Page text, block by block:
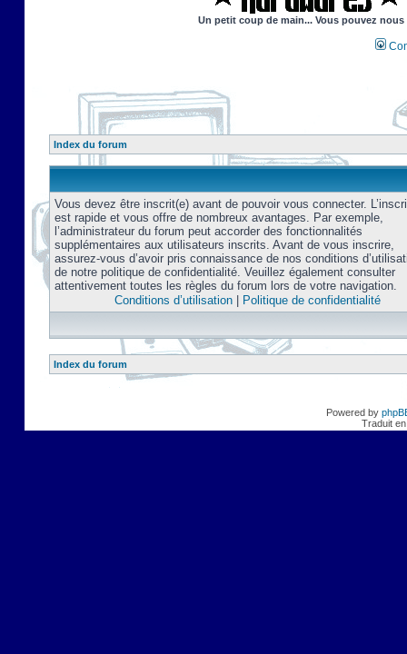
Un petit coup de main... Vous pouvez
Index du forum
Vous devez être inscrit(e) avant de pouvoir vous connecter.
est rapide et vous offre de nombreux avantages. Par exemple,
l’administrateur du forum peut accorder des fonctionnalités
supplémentaires aux utilisateurs inscrits. Avant de vous inscrire,
assurez-vous d’avoir pris connaissance de nos conditions
de notre politique de confidentialité. Veuillez également consulter
attentivement toutes les règles du forum lors de votre navigation.
Conditions d’utilisation| Politique de confidentialité
Index du forum
Powered by
Traduit